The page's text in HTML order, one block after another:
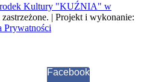
Kultury "KUŹNIA" w
| Projekt i wykonanie:
Prywatności
Facebook